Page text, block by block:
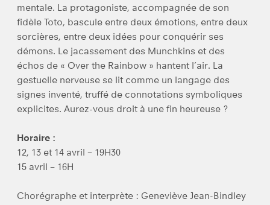
mentale. La protagoniste, accompagnée de son
fidèle Toto, bascule entre deux émotions, entre deux
sorcières, entre deux idées pour conquérir ses
démons. Le jacassement des Munchkins et des
échos de « Over the Rainbow » hantent l’air. La
gestuelle nerveuse se lit comme un langage des
signes inventé, truffé de connotations symboliques
explicites. Aurez-vous droit à une fin heureuse ?
Horaire :
12, 13 et 14 avril – 19H30
15 avril – 16H
Chorégraphe et interprète : Geneviève Jean-Bindley